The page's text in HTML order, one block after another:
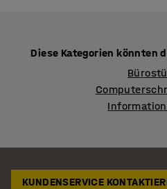
Diese Kategorien könnten
KUNDENSERVICE